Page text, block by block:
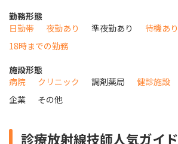
勤務形態
日勤帯
夜勤あり 準夜勤あり 待機あり
18時までの勤務
施設形態
病院
クリニック 調剤薬局 健診施設
企業
その他
診療放射線技師人気ガイド